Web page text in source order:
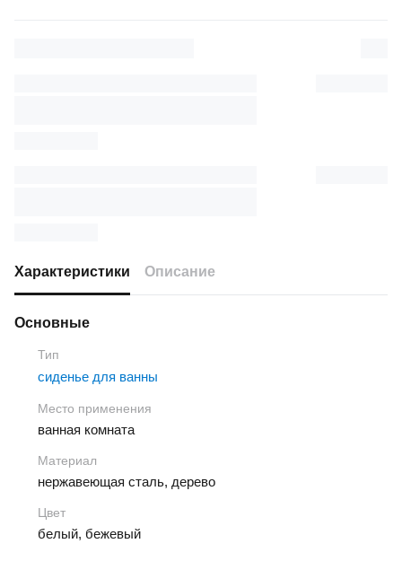
Характеристики Описание
Основные
Тип
сиденье для ванны
Место применения
ванная комната
Материал
нержавеющая сталь, дерево
Цвет
белый, бежевый